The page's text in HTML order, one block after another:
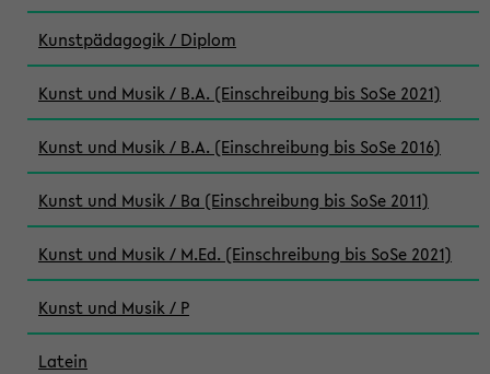
Kunstpädagogik / Diplom
Kunst und Musik / B.A. (Einschreibung bis SoSe 2021)
Kunst und Musik / B.A. (Einschreibung bis SoSe 2016)
Kunst und Musik / Ba (Einschreibung bis SoSe 2011)
Kunst und Musik / M.Ed. (Einschreibung bis SoSe 2021)
Kunst und Musik / P
Latein